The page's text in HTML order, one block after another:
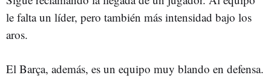
le falta un líder, pero también más intensidad bajo los
aros.
El Barça, además, es un equipo muy blando en defensa.